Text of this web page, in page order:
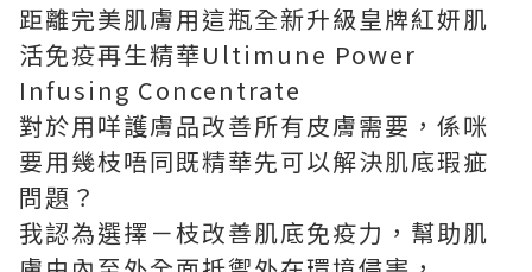
距離完美肌膚用這瓶全新升級皇牌紅妍肌
活免疫再生精華Ultimune Power
Infusing Concentrate
對於用咩護膚品改善所有皮膚需要，係咪
要用幾枝唔同既精華先可以解決肌底瑕疵
問題？
我認為選擇－枝改善肌底免疫力，幫助肌